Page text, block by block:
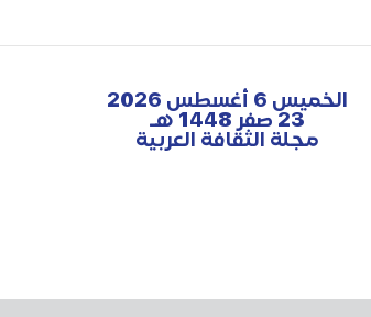
الخميس 6 أغسطس 2026
23 صفر 1448 هـ
مجلة الثقافة العربية